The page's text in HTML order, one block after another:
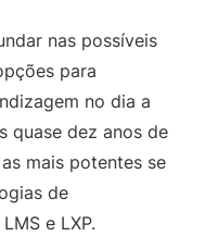
nas possíveis
para
no dia a
quase dez anos de
mais potentes se
de
e LXP.